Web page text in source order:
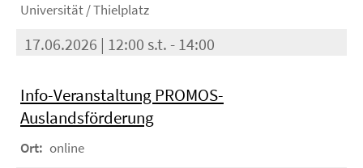
Universität / Thielplatz
17.06.2026 | 12:00 s.t. - 14:00
Info-Veranstaltung PROMOS-
Auslandsförderung
Ort: online